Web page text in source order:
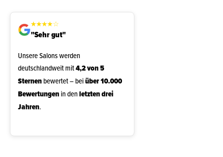
★★★★☆
"Sehr gut"
Unsere Salons werden
deutschlandweit mit4,2 von 5
Sternenbewertet – beiüber 10.000
Bewertungenin denletzten drei
Jahren.